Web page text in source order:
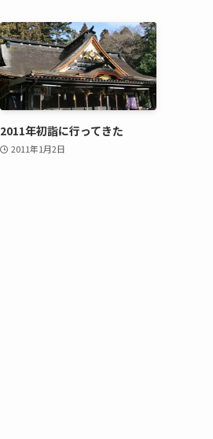
2011年初詣に行ってきた
2011年1月2日